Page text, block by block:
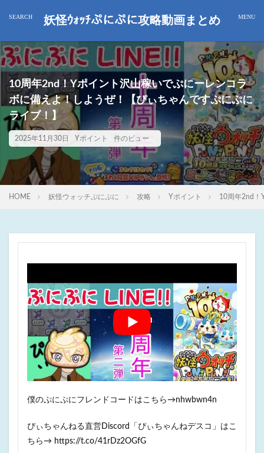
妖怪ｳｫｯﾁぷにぷに攻略動画まとめ
10周年2nd！Yポイント沢山稼いでぷにーレンコラ
ボに備えよ！しようぜ！【ぴぃちゃんですぷにぷに
ライブ！】
2025年11月30日 Yポイント 件のビュー
HOME 妖怪ウォッチぷにぷに 攻略 Yポイント 10周年2nd！
僕のぷにぷにフレンドコードはこちら→nhwbwn4n
ぴぃちゃんねる直営Discord「ぴぃちゃんねデスコ」はこ
ちら→ https://t.co/41rDz2OGfG